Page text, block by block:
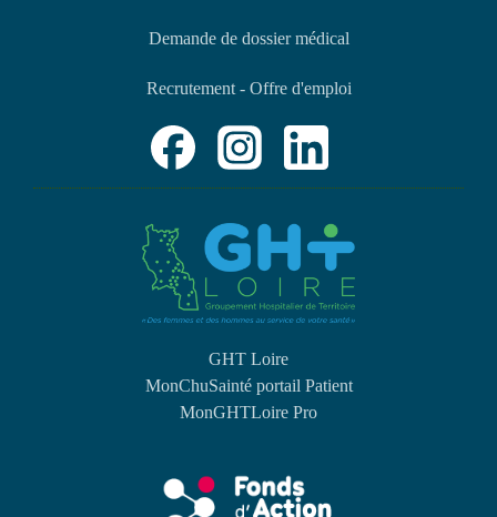
Demande de dossier médical
Recrutement - Offre d'emploi
GHT Loire
MonChuSainté portail Patient
MonGHTLoire Pro